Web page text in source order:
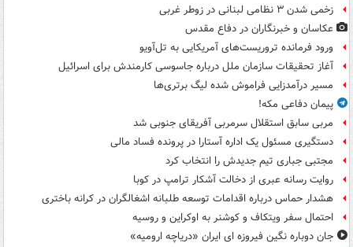
زخمی شدن ۳ نظامی لبنانی در زوطر غربی
عکاسان و خبرنگاران در دفاع مقدس
ورود فرمانده تروریست‌های آمریکایی به تل‌آویو
آغاز تحقیقات سازمان ملل درباره جاسوسی کارمندش برای اسرائیل
مسیر درآمدزایی فراموش شده لیگ برتری‌ها
پیمان دفاعی مکه!
مربی سابق استقلال سرمربی آفریقای جنوبی شد
دستگیری مسئول یک اداره آستارا در پرونده فساد مالی
مجتبی جباری تیم جدیدش را انتخاب کرد
روایت رسانه عبری از دخالت آشکار ترامپ در کوبا
هشدار حماس درباره اقدامات توسعه طلبانه اشغالگران در کرانه باختری
احتمال سفر ویتکاف و کوشنر به اوکراین و روسیه
جان دوباره نگین فیروزه ای ایران «دریاچه ارومیه»